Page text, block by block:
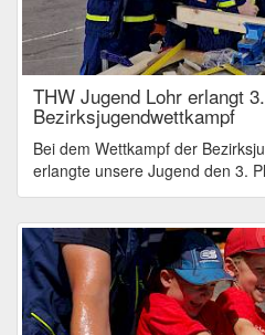
THW Jugend Lohr erlangt
Bezirksjugendwettkampf
Bei dem Wettkampf der
erlangte unsere Jugend den 3.